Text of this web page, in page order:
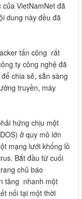
VietNamNet đã
dung này đều đã
tấn công rất
ty công nghệ đã
chia sẻ, sẵn sàng
truyền, máy
hứng chịu một
ở quy mô lớn
mạng lưới khổng lồ
Bắt đầu từ cuối
chủ báo
tăng nhanh một
nối tại một thời